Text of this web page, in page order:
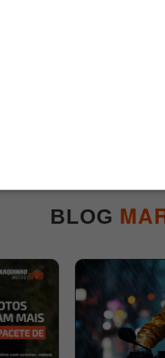
BLOG